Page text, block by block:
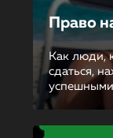
Право
Как люди,
сдаться,